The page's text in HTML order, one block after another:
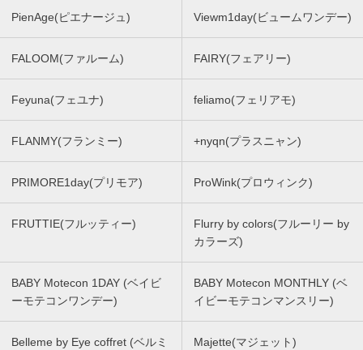
PienAge(ピエナージュ) Viewm1day(ビュームワンデー)
FALOOM(ファルーム) FAIRY(フェアリー)
Feyuna(フェユナ) feliamo(フェリアモ)
FLANMY(フランミー) +nyqn(プラスニャン)
PRIMORE1day(プリモア) ProWink(プロウィンク)
FRUTTIE(フルッティー)
Flurry by colors(フルーリー by
カラーズ)
BABY Motecon 1DAY (ベイビ
ーモテコンワンデー)
BABY Motecon MONTHLY (ベ
イビーモテコンマンスリー)
Belleme by Eye coffret (ベルミ
Majette(マジェット)